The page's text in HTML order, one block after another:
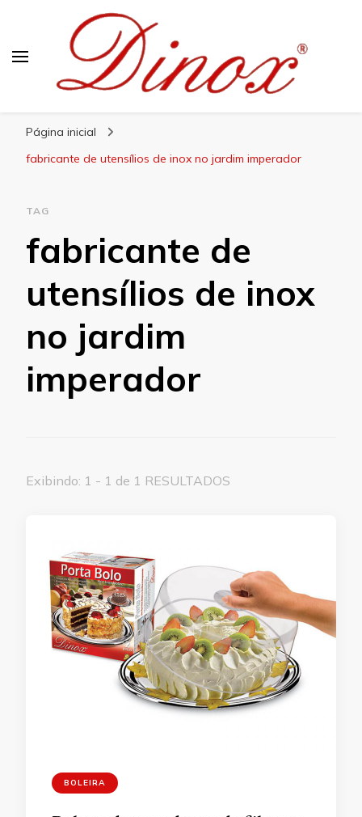
Página inicial
fabricante de utensílios de inox no jardim imperador
TAG
fabricante de
utensílios de inox
no jardim
imperador
Exibindo: 1 - 1 de 1 RESULTADOS
BOLEIRA